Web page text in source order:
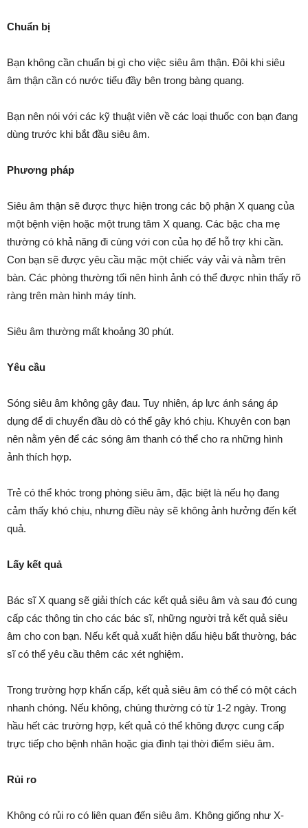
Chuẩn bị
Bạn không cần chuẩn bị gì cho việc siêu âm thận. Đôi khi siêu
âm thận cần có nước tiểu đầy bên trong bàng quang.
Bạn nên nói với các kỹ thuật viên về các loại thuốc con bạn đang
dùng trước khi bắt đầu siêu âm.
Phương pháp
Siêu âm thận sẽ được thực hiện trong các bộ phận X quang của
một bệnh viện hoặc một trung tâm X quang. Các bậc cha mẹ
thường có khả năng đi cùng với con của họ để hỗ trợ khi cần.
Con bạn sẽ được yêu cầu mặc một chiếc váy vải và nằm trên
bàn. Các phòng thường tối nên hình ảnh có thể được nhìn thấy rõ
ràng trên màn hình máy tính.
Siêu âm thường mất khoảng 30 phút.
Yêu cầu
Sóng siêu âm không gây đau. Tuy nhiên, áp lực ánh sáng áp
dụng để di chuyển đầu dò có thể gây khó chịu. Khuyên con bạn
nên nằm yên để các sóng âm thanh có thể cho ra những hình
ảnh thích hợp.
Trẻ có thể khóc trong phòng siêu âm, đặc biệt là nếu họ đang
cảm thấy khó chịu, nhưng điều này sẽ không ảnh hưởng đến kết
quả.
Lấy kết quả
Bác sĩ X quang sẽ giải thích các kết quả siêu âm và sau đó cung
cấp các thông tin cho các bác sĩ, những người trả kết quả siêu
âm cho con bạn. Nếu kết quả xuất hiện dấu hiệu bất thường, bác
sĩ có thể yêu cầu thêm các xét nghiệm.
Trong trường hợp khẩn cấp, kết quả siêu âm có thể có một cách
nhanh chóng. Nếu không, chúng thường có từ 1-2 ngày. Trong
hầu hết các trường hợp, kết quả có thể không được cung cấp
trực tiếp cho bệnh nhân hoặc gia đình tại thời điểm siêu âm.
Rủi ro
Không có rủi ro có liên quan đến siêu âm. Không giống như X-